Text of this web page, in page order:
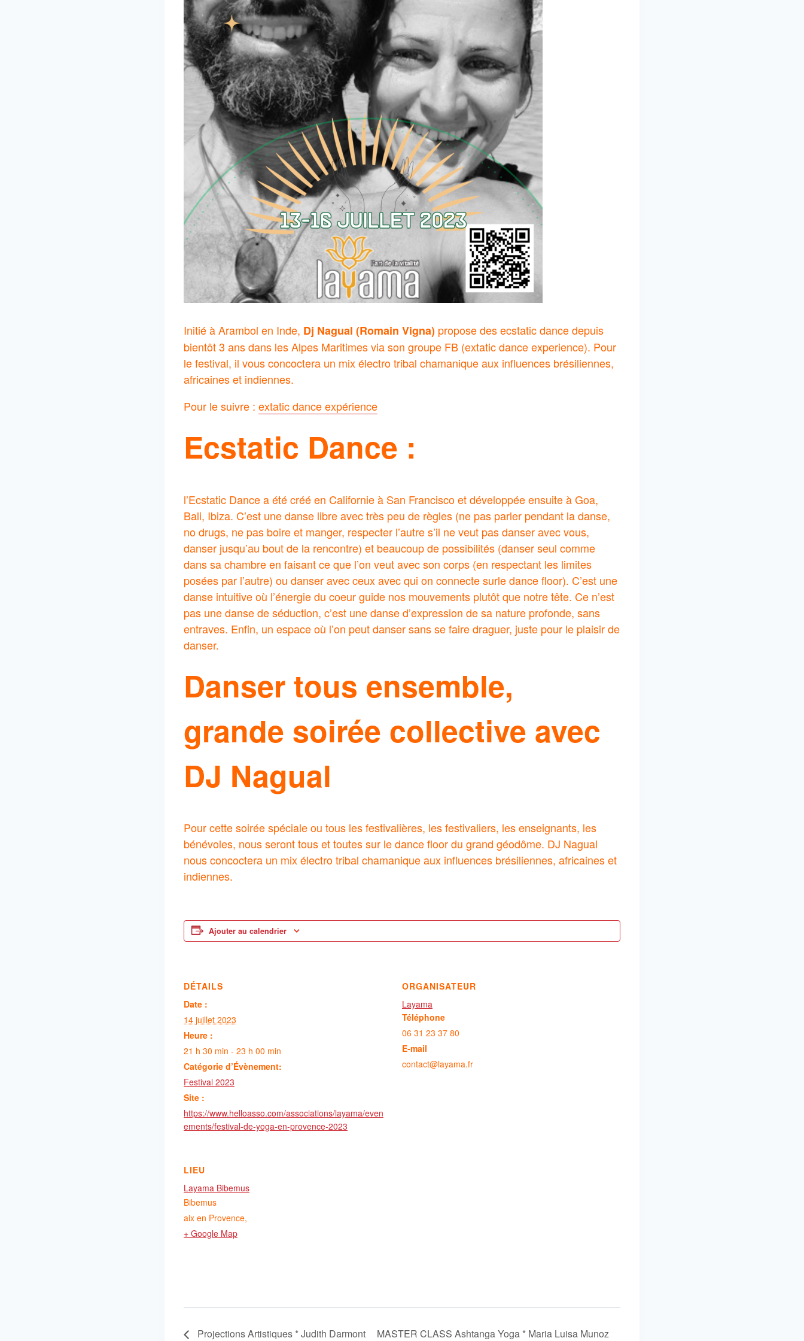
Initié à Arambol en Inde, Dj Nagual (Romain Vigna) propose des ecstatic dance depuis
bientôt 3 ans dans les Alpes Maritimes via son groupe FB (extatic dance experience). Pour
le festival, il vous concoctera un mix électro tribal chamanique aux influences brésiliennes,
africaines et indiennes.
Pour le suivre : extatic dance expérience
Ecstatic Dance :
l’Ecstatic Dance a été créé en Californie à San Francisco et développée ensuite à Goa,
Bali, Ibiza. C’est une danse libre avec très peu de règles (ne pas parler pendant la danse,
no drugs, ne pas boire et manger, respecter l’autre s’il ne veut pas danser avec vous,
danser jusqu’au bout de la rencontre) et beaucoup de possibilités (danser seul comme
dans sa chambre en faisant ce que l’on veut avec son corps (en respectant les limites
posées par l’autre) ou danser avec ceux avec qui on connecte surle dance floor). C’est une
danse intuitive où l’énergie du coeur guide nos mouvements plutôt que notre tête. Ce n’est
pas une danse de séduction, c’est une danse d’expression de sa nature profonde, sans
entraves. Enfin, un espace où l’on peut danser sans se faire draguer, juste pour le plaisir de
danser.
Danser tous ensemble,
grande soirée collective avec
DJ Nagual
Pour cette soirée spéciale ou tous les festivalières, les festivaliers, les enseignants, les
bénévoles, nous seront tous et toutes sur le dance floor du grand géodôme. DJ Nagual
nous concoctera un mix électro tribal chamanique aux influences brésiliennes, africaines et
indiennes.
Ajouter au calendrier
DÉTAILS
Date :
14 juillet 2023
Heure :
21 h 30 min - 23 h 00 min
Catégorie d’Évènement:
Festival 2023
Site :
https://www.helloasso.com/associations/layama/even
ements/festival-de-yoga-en-provence-2023
ORGANISATEUR
Layama
Téléphone
06 31 23 37 80
E-mail
contact@layama.fr
LIEU
Layama Bibemus
Bibemus
aix en Provence,
+ Google Map
Projections Artistiques * Judith Darmont MASTER CLASS Ashtanga Yoga * Maria Luisa Munoz